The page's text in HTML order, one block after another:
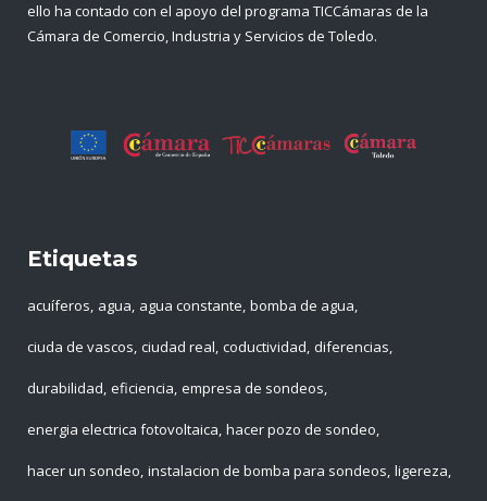
ello ha contado con el apoyo del programa TICCámaras de la
Cámara de Comercio, Industria y Servicios de Toledo.
Etiquetas
acuíferos agua agua constante bomba de agua
ciuda de vascos ciudad real coductividad diferencias
durabilidad eficiencia empresa de sondeos
energia electrica fotovoltaica hacer pozo de sondeo
hacer un sondeo instalacion de bomba para sondeos ligereza